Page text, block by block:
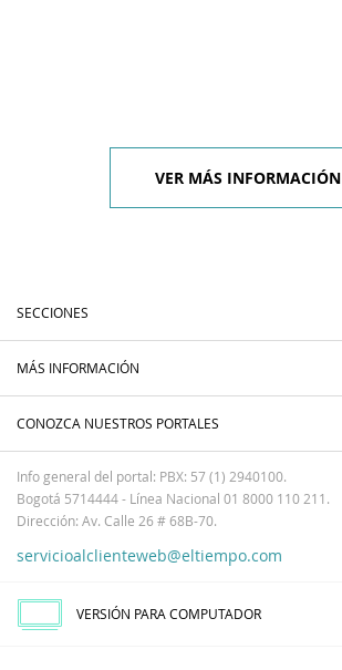
VER MÁS INFORMACIÓN
SECCIONES
MÁS INFORMACIÓN
CONOZCA NUESTROS PORTALES
Info general del portal: PBX: 57 (1) 2940100.
Bogotá 5714444 - Línea Nacional 01 8000 110 211.
Dirección: Av. Calle 26 # 68B-70.
servicioalclienteweb@eltiempo.com
VERSIÓN PARA COMPUTADOR